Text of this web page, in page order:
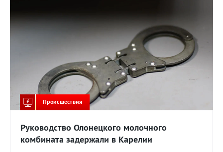
Происшествия
Руководство Олонецкого молочного
комбината задержали в Карелии